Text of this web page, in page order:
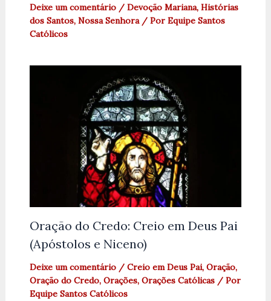
Deixe um comentário / Devoção Mariana, Histórias
dos Santos, Nossa Senhora/ Por Equipe Santos
Católicos
Oração do Credo: Creio em Deus Pai
(Apóstolos e Niceno)
Deixe um comentário / Creio em Deus Pai, Oração,
Oração do Credo, Orações, Orações Católicas/ Por
Equipe Santos Católicos